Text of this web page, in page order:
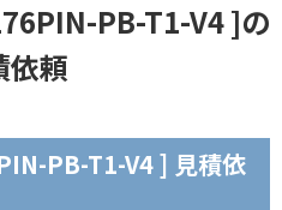
PB-T1-V4 ]の
依頼
PB-T1-V4 ] 見積依